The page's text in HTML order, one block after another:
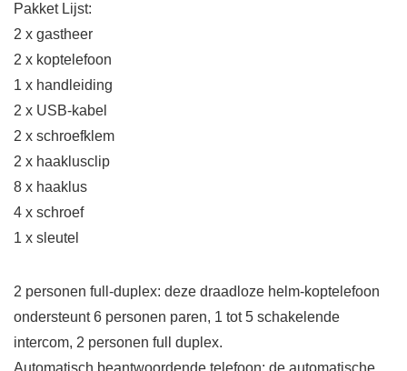
Pakket Lijst:
2 x gastheer
2 x koptelefoon
1 x handleiding
2 x USB-kabel
2 x schroefklem
2 x haaklusclip
8 x haaklus
4 x schroef
1 x sleutel
2 personen full-duplex: deze draadloze helm-koptelefoon
ondersteunt 6 personen paren, 1 tot 5 schakelende
intercom, 2 personen full duplex.